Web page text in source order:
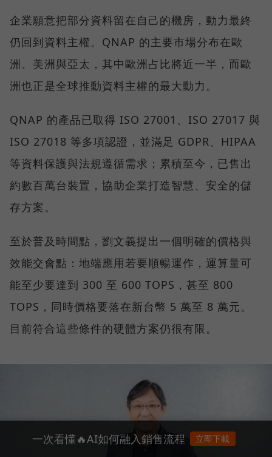
企業願意把部分資料留在自己的機房，動力最終
仍回到資料主權。QNAP 的主要市場分布在歐
洲、美洲與亞太，其中歐洲占比將近一半，而歐
洲也正是全球推動資料主權的最大動力。
QNAP 的產品已取得 ISO 27001、ISO 27017 與
ISO 27018 等多項認證，並滿足 GDPR、HIPAA
等資料保護與法規遵循需求；累積至今，已售出
約數百萬台裝置，協助企業打造智慧、安全的儲
存方案。
至於普及時間點，劉文義提出一個明確的價格與
效能交會點：地端應用若要順暢運作，運算量可
能至少要達到 300 至 600 TOPS，甚至 800
TOPS，同時價格要落在新台幣 5 萬至 8 萬元。
目前符合這些條件的硬體方案仍很有限。
一次看懂🔥AI如何融入銷售流程 立即下載